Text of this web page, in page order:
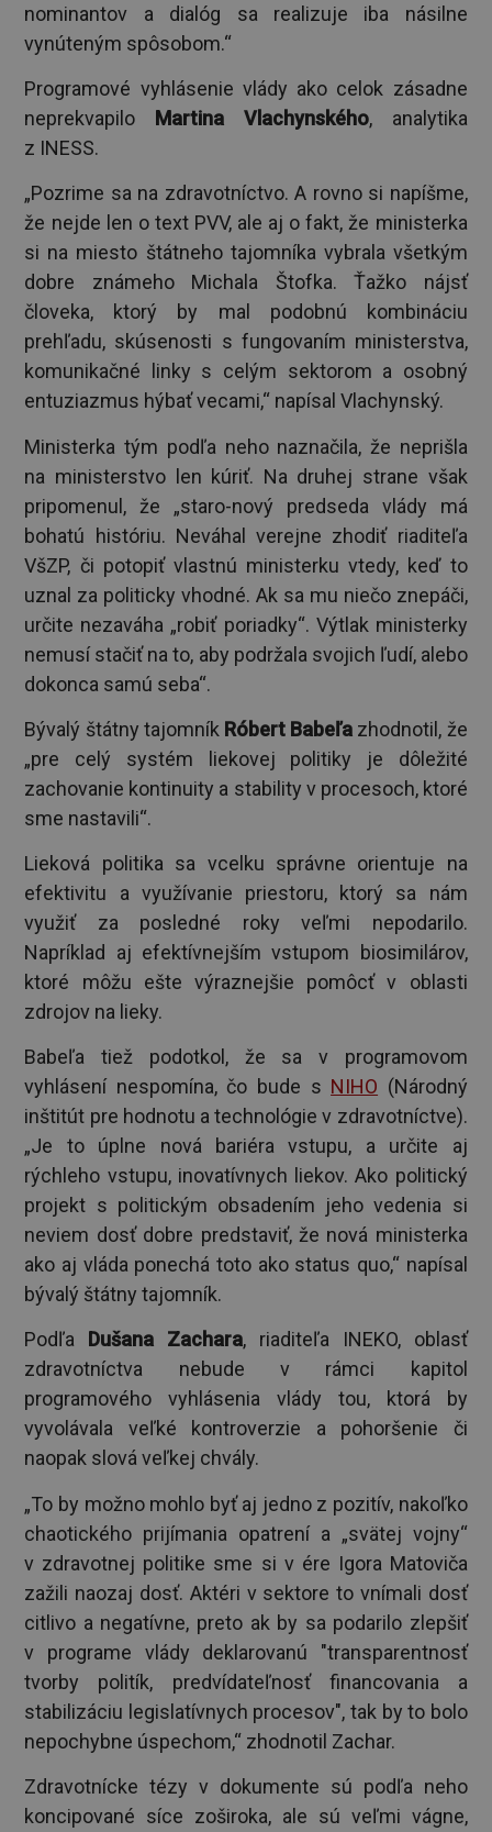
nominantov a dialóg sa realizuje iba násilne
vynúteným spôsobom.“
Programové vyhlásenie vlády ako celok zásadne
neprekvapilo
Martina Vlachynského, analytika
z INESS.
„Pozrime sa na zdravotníctvo. A rovno si napíšme,
že nejde len o text PVV, ale aj o fakt, že ministerka
si na miesto štátneho tajomníka vybrala všetkým
dobre známeho Michala Štofka. Ťažko nájsť
človeka, ktorý by mal podobnú kombináciu
prehľadu, skúsenosti s fungovaním ministerstva,
komunikačné linky s celým sektorom a osobný
entuziazmus hýbať vecami,“ napísal Vlachynský.
Ministerka tým podľa neho naznačila, že neprišla
na ministerstvo len kúriť. Na druhej strane však
pripomenul, že „staro-nový predseda vlády má
bohatú históriu. Neváhal verejne zhodiť riaditeľa
VšZP, či potopiť vlastnú ministerku vtedy, keď to
uznal za politicky vhodné. Ak sa mu niečo znepáči,
určite nezaváha „robiť poriadky“. Výtlak ministerky
nemusí stačiť na to, aby podržala svojich ľudí, alebo
dokonca samú seba“.
Bývalý štátny tajomník Róbert Babeľa zhodnotil, že
„pre celý systém liekovej politiky je dôležité
zachovanie kontinuity a stability v procesoch, ktoré
sme nastavili“.
Lieková politika sa vcelku správne orientuje na
efektivitu a využívanie priestoru, ktorý sa nám
využiť za posledné roky veľmi nepodarilo.
Napríklad aj efektívnejším vstupom biosimilárov,
ktoré môžu ešte výraznejšie pomôcť v oblasti
zdrojov na lieky.
Babeľa tiež podotkol, že sa v programovom
vyhlásení nespomína, čo bude s NIHO (Národný
inštitút pre hodnotu a technológie v zdravotníctve).
„Je to úplne nová bariéra vstupu, a určite aj
rýchleho vstupu, inovatívnych liekov. Ako politický
projekt s politickým obsadením jeho vedenia si
neviem dosť dobre predstaviť, že nová ministerka
ako aj vláda ponechá toto ako status quo,“ napísal
bývalý štátny tajomník.
Podľa Dušana Zachara, riaditeľa INEKO, oblasť
zdravotníctva nebude v rámci kapitol
programového vyhlásenia vlády tou, ktorá by
vyvolávala veľké kontroverzie a pohoršenie či
naopak slová veľkej chvály.
„To by možno mohlo byť aj jedno z pozitív, nakoľko
chaotického prijímania opatrení a „svätej vojny“
v zdravotnej politike sme si v ére Igora Matoviča
zažili naozaj dosť. Aktéri v sektore to vnímali dosť
citlivo a negatívne, preto ak by sa podarilo zlepšiť
v programe vlády deklarovanú "transparentnosť
tvorby politík, predvídateľnosť financovania a
stabilizáciu legislatívnych procesov", tak by to bolo
nepochybne úspechom,“ zhodnotil Zachar.
Zdravotnícke tézy v dokumente sú podľa neho
koncipované síce zoširoka, ale sú veľmi vágne,